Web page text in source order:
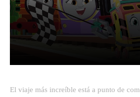
El viaje más increíble está a punto de